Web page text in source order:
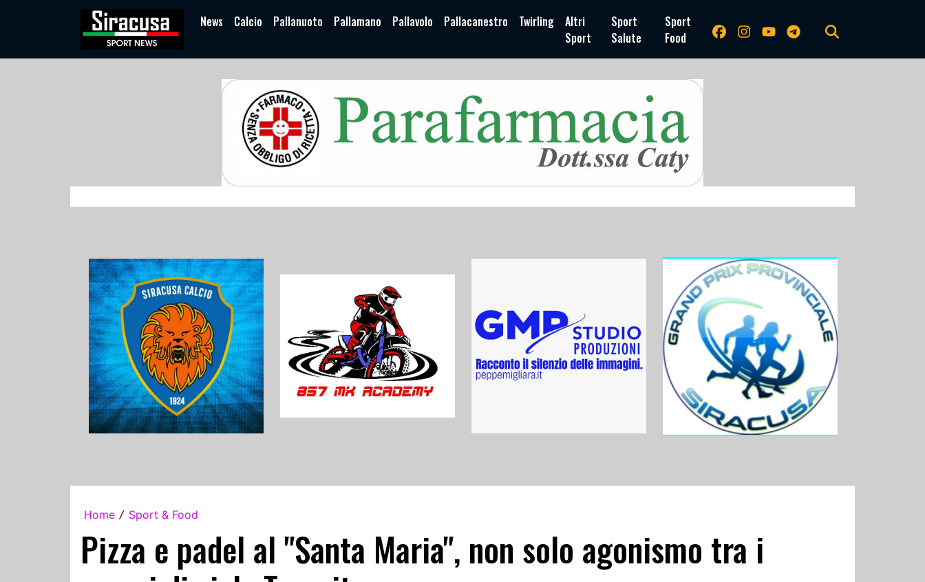
News Calcio Pallanuoto Pallamano Pallavolo Pallacanestro Twirling
Altri
Sport
Sport
Salute
Sport
Food
Home / Sport & Food
Pizza e padel al "Santa Maria", non solo agonismo tra i